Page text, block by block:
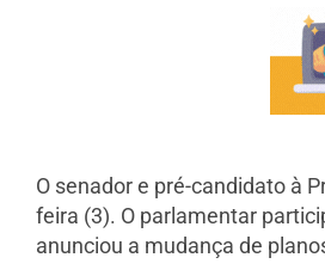
O senador e pré-candidato à
feira (3). O parlamentar
anunciou a mudança de